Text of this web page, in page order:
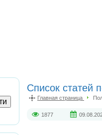
Список статей
Главная страница
1877